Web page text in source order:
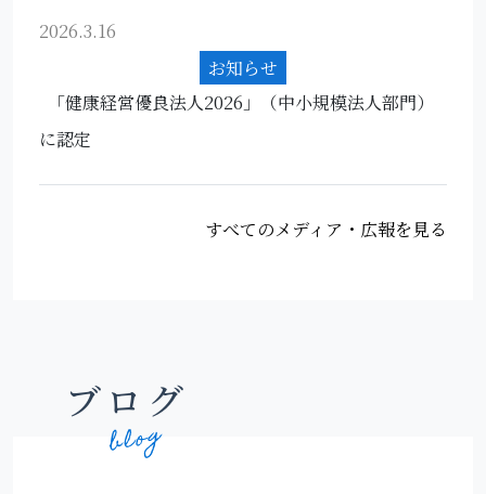
2026.3.16
お知らせ
「健康経営優良法人2026」（中小規模法人部門）
に認定
すべてのメディア・広報を見る
ブログ